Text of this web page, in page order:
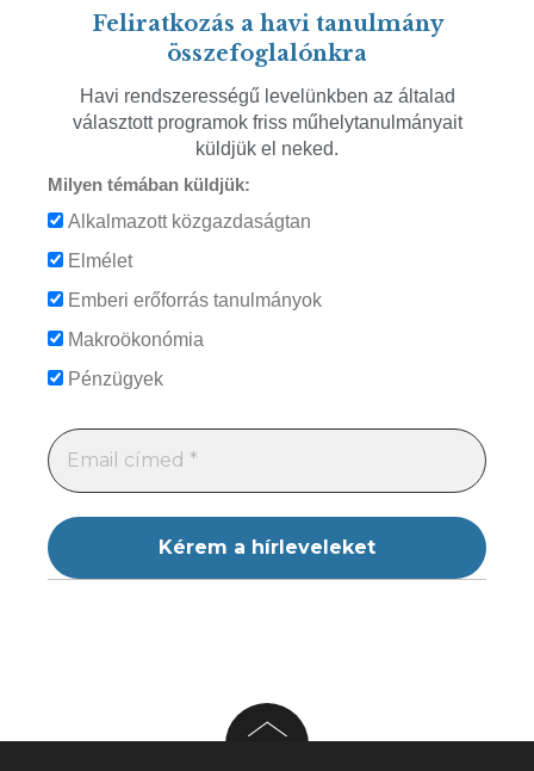
Feliratkozás a havi tanulmány
összefoglalónkra
Havi rendszerességű levelünkben az általad
választott programok friss műhelytanulmányait
küldjük el neked.
Milyen témában küldjük:
Alkalmazott közgazdaságtan
Elmélet
Emberi erőforrás tanulmányok
Makroökonómia
Pénzügyek